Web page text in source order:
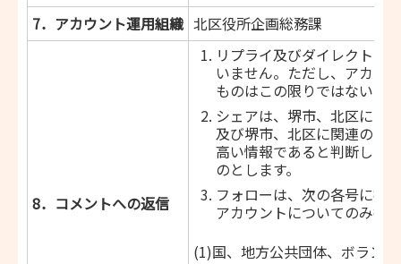
7．アカウント運用組織 北区役所企画総務課
8．コメントへの返信
リプライ及びダイレクトメ
いません。ただし、アカウ
ものはこの限りではないも
シェアは、堺市、北区にお
及び堺市、北区に関連のあ
高い情報であると判断した
のとします。
フォローは、次の各号に掲
アカウントについてのみ行
(1)国、地方公共団体、ボラン